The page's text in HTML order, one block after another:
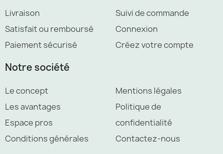
Livraison
Satisfait ou remboursé
Paiement sécurisé
Suivi de commande
Connexion
Créez votre compte
Notre société
Le concept
Les avantages
Espace pros
Conditions générales
Mentions légales
Politique de
confidentialité
Contactez-nous